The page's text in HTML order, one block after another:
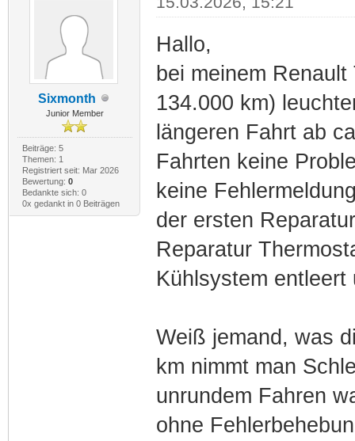
Sixmonth
Junior Member
Beiträge: 5
Themen: 1
Registriert seit: Mar 2026
Bewertung: 0
Bedankte sich: 0
0x gedankt in 0 Beiträgen
Hallo,
bei meinem
134.000 km)
längeren Fahrt ab
Fahrten keine
keine
der ersten
Reparatur
Kühlsystem
Weiß jemand, was
km nimmt man
unrundem Fahren
ohne